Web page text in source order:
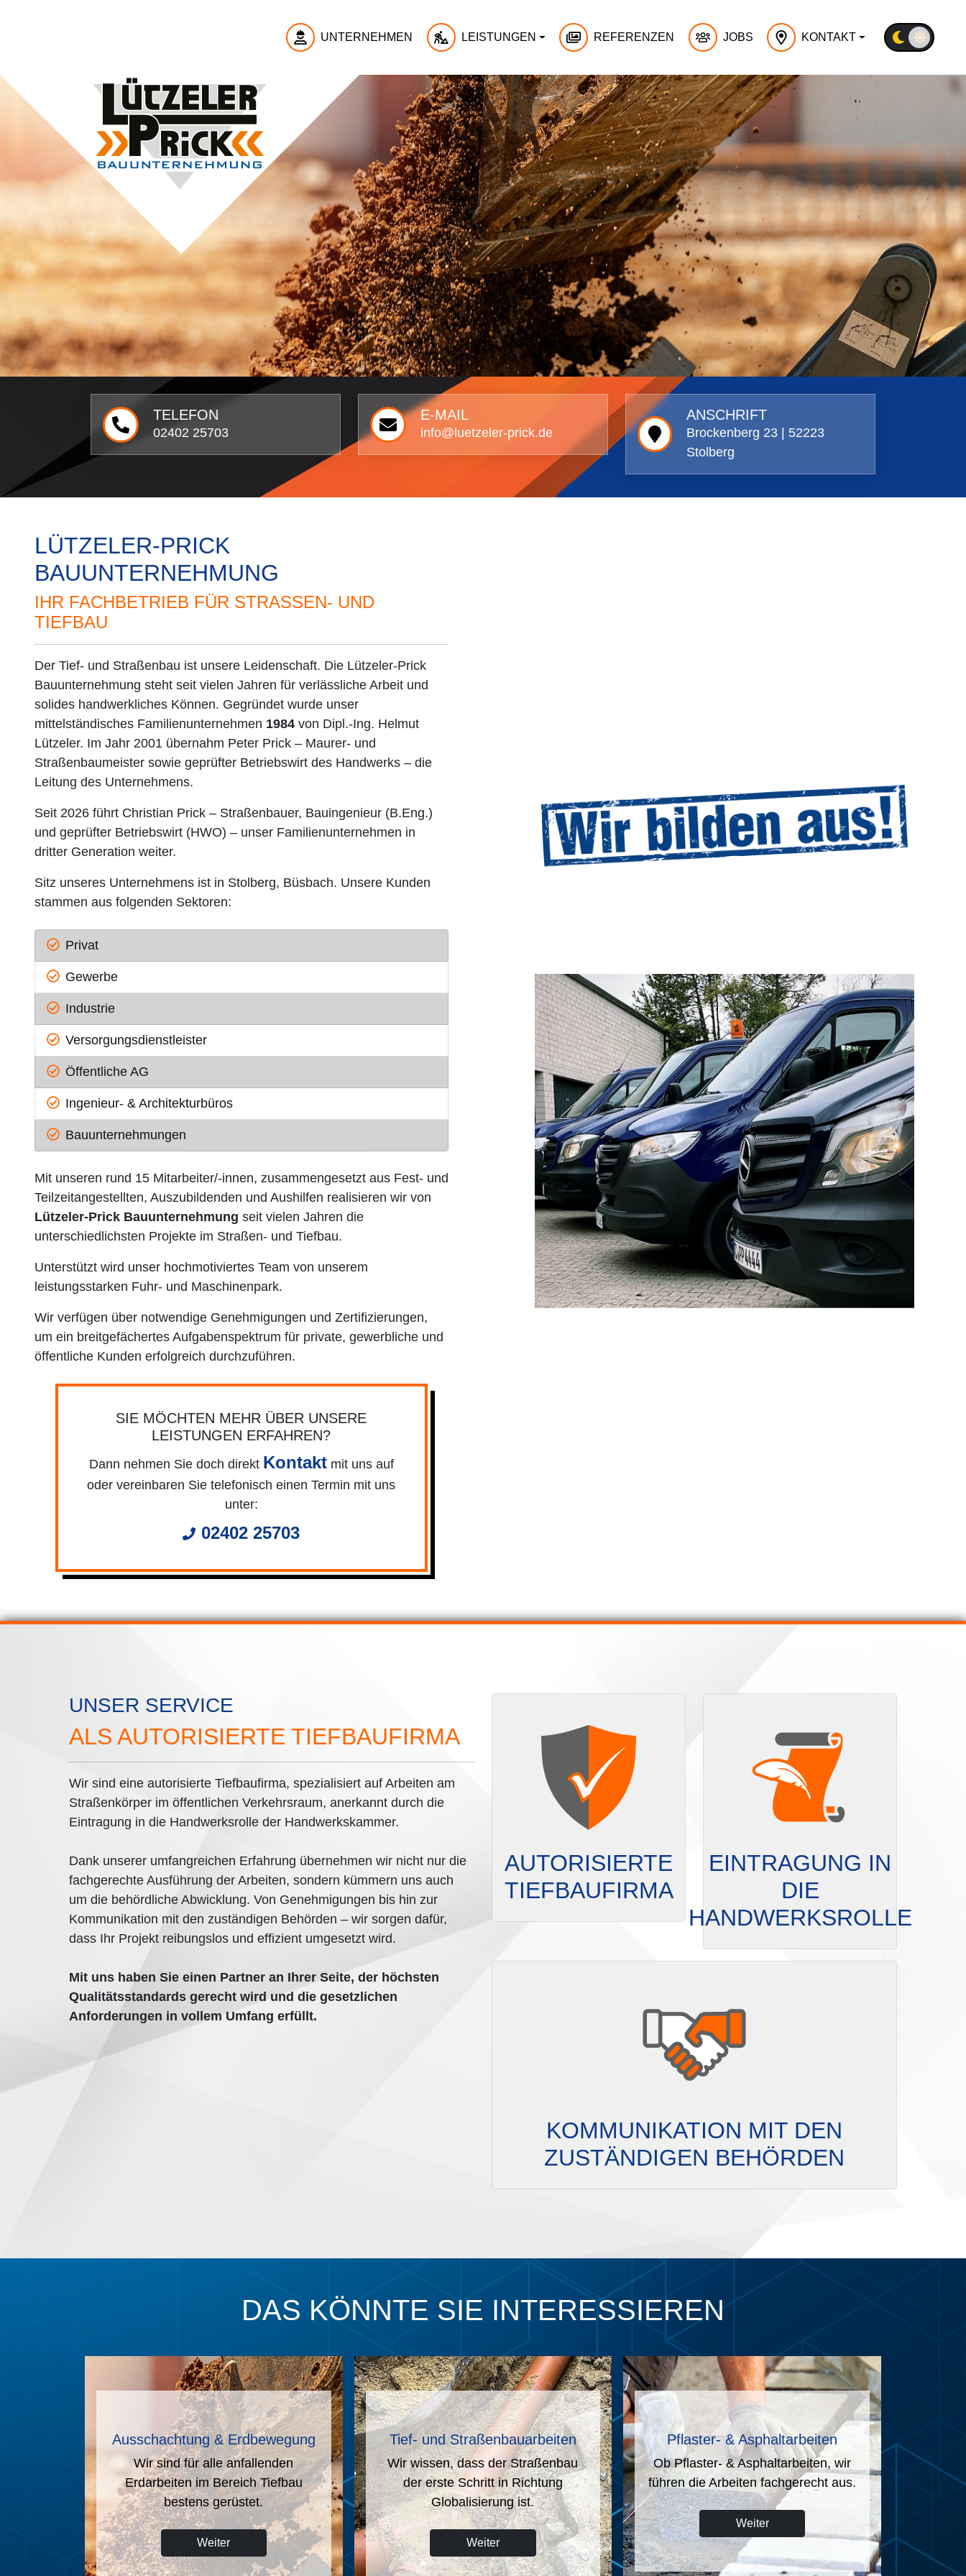
UNTERNEHMEN LEISTUNGEN REFERENZEN JOBS KONTAKT
TELEFON
02402 25703
E-MAIL
info@luetzeler-prick.de
ANSCHRIFT
Brockenberg 23 | 52223
Stolberg
LÜTZELER-PRICK
BAUUNTERNEHMUNG
IHR FACHBETRIEB FÜR STRASSEN- UND T
IEFBAU
Der Tief- und Straßenbau ist unsere Leidenschaft. Die Lützeler-Prick
Bauunternehmung steht seit vielen Jahren für verlässliche Arbeit und
solides handwerkliches Können. Gegründet wurde unser
mittelständisches Familienunternehmen 1984 von Dipl.-Ing. Helmut
Lützeler. Im Jahr 2001 übernahm Peter Prick – Maurer- und
Straßenbaumeister sowie geprüfter Betriebswirt des Handwerks – die
Leitung des Unternehmens.
Seit 2026 führt Christian Prick – Straßenbauer, Bauingenieur (B.Eng.)
und geprüfter Betriebswirt (HWO) – unser Familienunternehmen in
dritter Generation weiter.
Sitz unseres Unternehmens ist in Stolberg, Büsbach. Unsere Kunden
stammen aus folgenden Sektoren:
Privat
Gewerbe
Industrie
Versorgungsdienstleister
Öffentliche AG
Ingenieur- & Architekturbüros
Bauunternehmungen
Mit unseren rund 15 Mitarbeiter/-innen, zusammengesetzt aus Fest- und
Teilzeitangestellten, Auszubildenden und Aushilfen realisieren wir von
Lützeler-Prick Bauunternehmung seit vielen Jahren die
unterschiedlichsten Projekte im Straßen- und Tiefbau.
Unterstützt wird unser hochmotiviertes Team von unserem
leistungsstarken Fuhr- und Maschinenpark.
Wir verfügen über notwendige Genehmigungen und Zertifizierungen,
um ein breitgefächertes Aufgabenspektrum für private, gewerbliche und
öffentliche Kunden erfolgreich durchzuführen.
SIE MÖCHTEN MEHR ÜBER UNSERE
LEISTUNGEN ERFAHREN?
Dann nehmen Sie doch direkt Kontaktmit uns auf
oder vereinbaren Sie telefonisch einen Termin mit uns
unter:
02402 25703
UNSER SERVICE
ALS AUTORISIERTE TIEFBAUFIRMA
Wir sind eine autorisierte Tiefbaufirma, spezialisiert auf Arbeiten am
Straßenkörper im öffentlichen Verkehrsraum, anerkannt durch die
Eintragung in die Handwerksrolle der Handwerkskammer.
Dank unserer umfangreichen Erfahrung übernehmen wir nicht nur die
fachgerechte Ausführung der Arbeiten, sondern kümmern uns auch
um die behördliche Abwicklung. Von Genehmigungen bis hin zur
Kommunikation mit den zuständigen Behörden – wir sorgen dafür,
dass Ihr Projekt reibungslos und effizient umgesetzt wird.
Mit uns haben Sie einen Partner an Ihrer Seite, der höchsten
Qualitätsstandards gerecht wird und die gesetzlichen
Anforderungen in vollem Umfang erfüllt.
AUTORISIERTE
TIEFBAUFIRMA
EINTRAGUNG IN
DIE
HANDWERKSROLLE
KOMMUNIKATION MIT DEN
ZUSTÄNDIGEN BEHÖRDEN
DAS KÖNNTE SIE INTERESSIEREN
Tankstellenbau
Wir sind Ihr kompetenter Fachmann
rund um das Thema Tankstellenbau.
Weiter
Industrie (Schwerindustrie)
Hohe Anforderungen machen den
Industriebau zu einer Königsdisziplin
im Tiefbau.
Weiter
Telekommunikations-, Strom-,
Gasnetze
Wir sind auf alle Arbeiten vorbereitet.
Weiter